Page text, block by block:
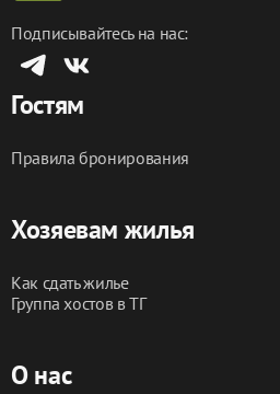
Подписывайтесь на нас:
Гостям
Правила бронирования
Хозяевам жилья
Как сдать жилье
Группа хостов в ТГ
О нас